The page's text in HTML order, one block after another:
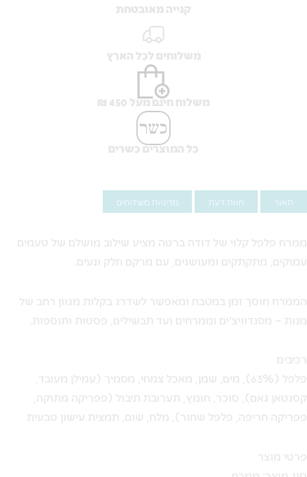
קנייה מאובטחת
משלוחים לכל הארץ
משלוח חינם מעל 450 ₪
כל המוצרים כשרים
תאור חוות דעת מדיניות משלוחים
ממרח פלפל קלוי של דודה ברטה מציע שילוב מושלם של טעמים
עמוקים, מתקתקים ומעושנים, עם מרקם חלק ונעים.
הממרח חוסך זמן במטבח ומאפשר לשדרג בקלות מגוון רחב של
מנות – מסנדוויצ'ים וממרחים ועד תבשילים, פסטות ותוספות.
רכיבים
פלפל (63%), מים, שמן, מאכל צמחי, מסמיך (עמילן מעובד,
קסנטאן גאם), סוכר, חומץ, תערובת תיבול (פפריקה מתוקה,
פפריקה חריפה, פלפל שחור), מלח, שום, תמצית עישון טבעית
פרטי מוצר